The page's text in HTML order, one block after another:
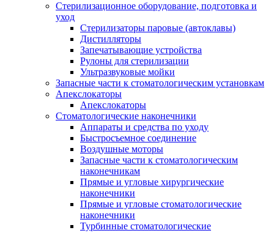
Стерилизационное оборудование, подготовка и
уход
Стерилизаторы паровые (автоклавы)
Дистилляторы
Запечатывающие устройства
Рулоны для стерилизации
Ультразвуковые мойки
Запасные части к стоматологическим установкам
Апекслокаторы
Апекслокаторы
Стоматологические наконечники
Аппараты и средства по уходу
Быстросъемное соединение
Воздушные моторы
Запасные части к стоматологическим
наконечникам
Прямые и угловые хирургические
наконечники
Прямые и угловые стоматологические
наконечники
Турбинные стоматологические